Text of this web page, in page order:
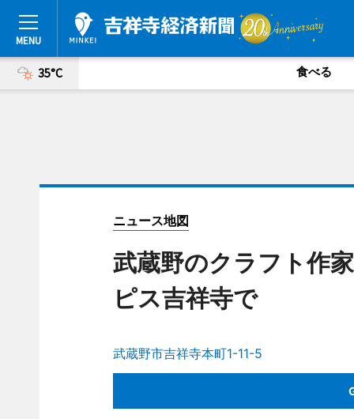
35°C 食べる
ニュース地図
武蔵野のクラフト作
ピス吉祥寺で
武蔵野市吉祥寺本町1-11-5